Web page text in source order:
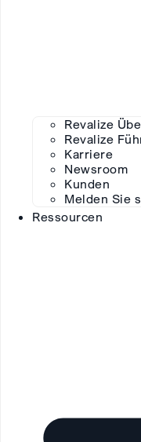
Revalize
Revalize
Karriere
Newsroom
Kunden
Melden Sie
Ressourcen